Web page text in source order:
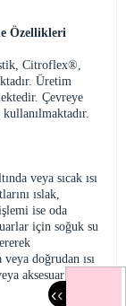
‹‹
Özellikleri
Citroflex®,
Üretim
Çevreye
veya sıcak ısı
ıslak,
ise oda
için soğuk su
doğrudan ısı
aksesuar